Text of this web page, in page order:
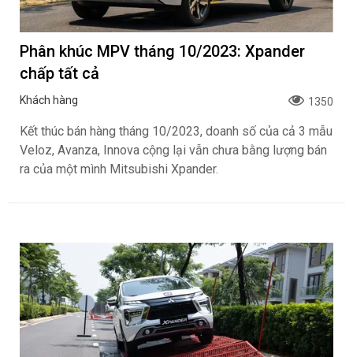
Phân khúc MPV tháng 10/2023: Xpander
chấp tất cả
Khách hàng 1350
Kết thúc bán hàng tháng 10/2023, doanh số của cả 3 mẫu
Veloz, Avanza, Innova cộng lại vẫn chưa bằng lượng bán
ra của một mình Mitsubishi Xpander.